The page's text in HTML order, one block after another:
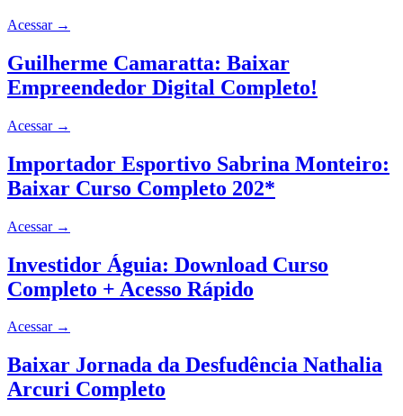
Acessar →
Guilherme Camaratta: Baixar
Empreendedor Digital Completo!
Acessar →
Importador Esportivo Sabrina Monteiro:
Baixar Curso Completo 202*
Acessar →
Investidor Águia: Download Curso
Completo + Acesso Rápido
Acessar →
Baixar Jornada da Desfudência Nathalia
Arcuri Completo